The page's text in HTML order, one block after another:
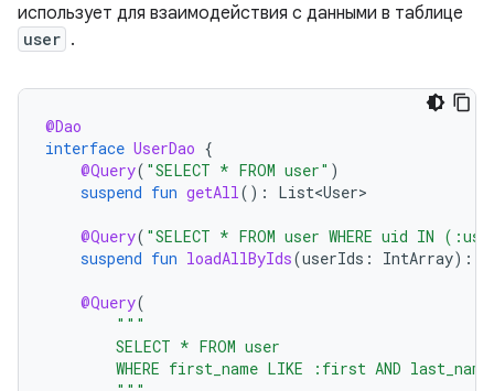
использует для взаимодействия с данными в таблице
user .
@Dao
interface UserDao {
@Query( "SELECT * FROM user" )
suspend fun getAll (): List<User>
@Query( "SELECT * FROM user WHERE uid IN
suspend fun loadAllByIds(userIds : IntArray):
@Query(
"""
        SELECT * FROM user
WHERE first_name LIKE :first AND